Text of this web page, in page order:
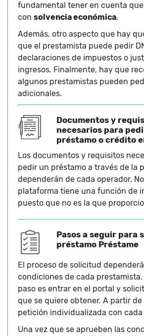
fundamental tener en cuenta
con solvencia económica.
Además, otro aspecto que hay
que el prestamista puede pedir
declaraciones de impuestos o
ingresos. Finalmente, hay que
algunos prestamistas pueden
adicionales.
Documentos y
necesarios para
préstamo o crédito
Los documentos y requisitos
pedir un préstamo a través de la
dependerán de cada operador.
plataforma tiene una función de
puesto que no es la que
Pasos a seguir para
préstamo Préstame
El proceso de solicitud
condiciones de cada prestamista.
paso es entrar en el portal y
que se quiere obtener. A partir de
petición individualizada con cada
Una vez que se aprueben las